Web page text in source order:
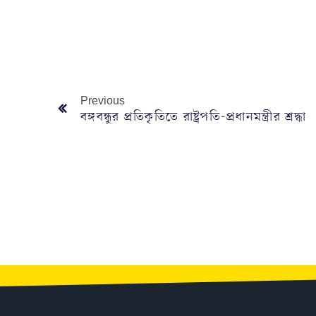
Previous
বঙ্গবন্ধুর প্রতিকৃতিতে রাষ্ট্রপতি-প্রধানমন্ত্রীর শ্রদ্ধা